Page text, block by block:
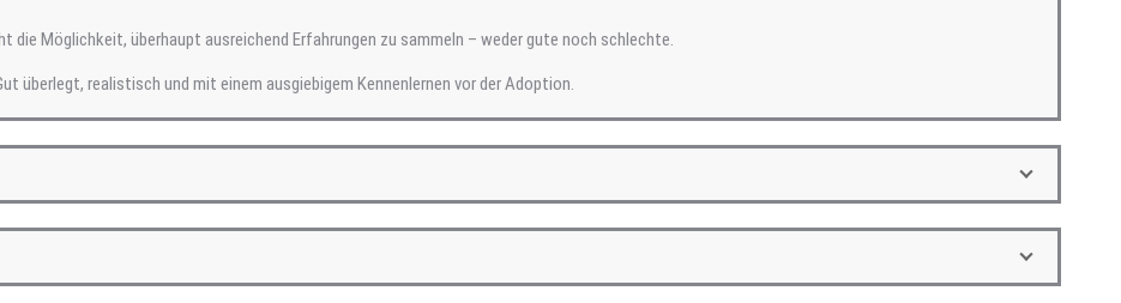
die Möglichkeit, überhaupt ausreichend Erfahrungen zu sammeln – weder gute noch schlechte.
überlegt, realistisch und mit einem ausgiebigem Kennenlernen vor der Adoption.